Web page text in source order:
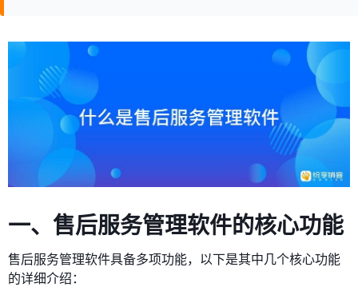
一、售后服务管理软件的核心功能
售后服务管理软件具备多项功能，以下是其中几个核心功能
的详细介绍：